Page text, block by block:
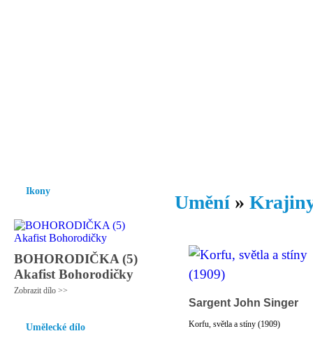
Ikony
BOHORODIČKA (5)
Akafist Bohorodičky
Zobrazit dílo >>
Umělecké dílo
Umění »
Sargent John Singer
Korfu, světla a stíny (1909)